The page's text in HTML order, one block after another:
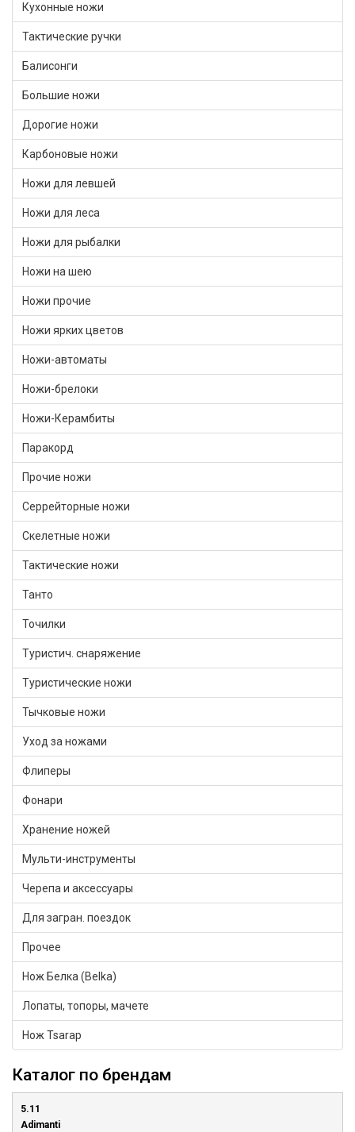
Кухонные ножи
Тактические ручки
Балисонги
Большие ножи
Дорогие ножи
Карбоновые ножи
Ножи для левшей
Ножи для леса
Ножи для рыбалки
Ножи на шею
Ножи прочие
Ножи ярких цветов
Ножи-автоматы
Ножи-брелоки
Ножи-Керамбиты
Паракорд
Прочие ножи
Серрейторные ножи
Скелетные ножи
Тактические ножи
Танто
Точилки
Туристич. снаряжение
Туристические ножи
Тычковые ножи
Уход за ножами
Флиперы
Фонари
Хранение ножей
Мульти-инструменты
Черепа и аксессуары
Для загран. поездок
Прочее
Нож Белка (Belka)
Лопаты, топоры, мачете
Нож Tsarap
Каталог по брендам
5.11
Adimanti